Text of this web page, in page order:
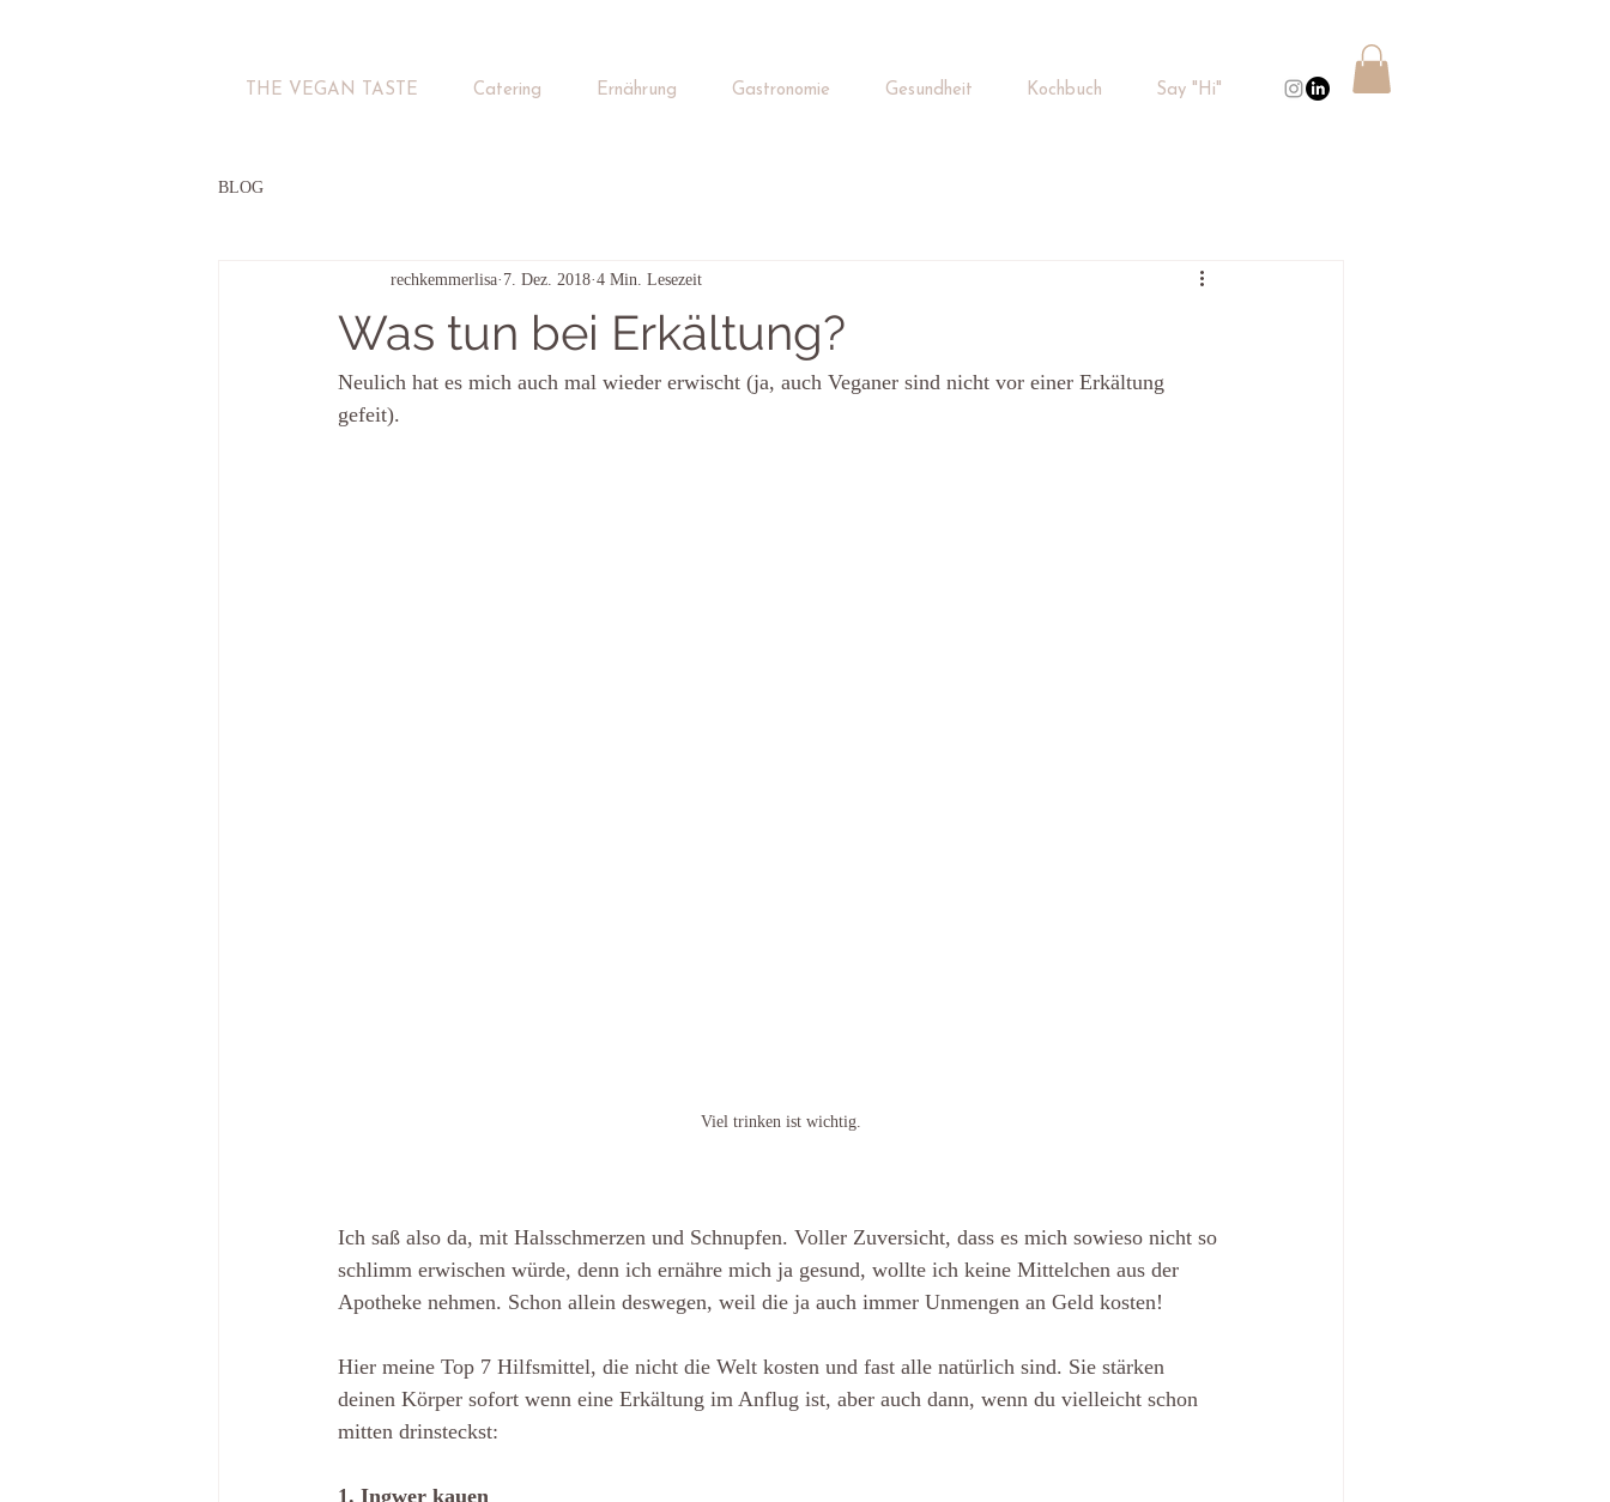
THE VEGAN TASTE Catering Ernährung Gastronomie Gesundheit Kochbuch Say "Hi"
BLOG
Was tun bei Erkältung?
rechkemmerlisa 7. Dez. 2018 4 Min. Lesezeit
Neulich hat es mich auch mal wieder erwischt (ja, auch Veganer sind nicht vor einer Erkältung
gefeit).
Viel trinken ist wichtig.
Ich saß also da, mit Halsschmerzen und Schnupfen. Voller Zuversicht, dass es mich sowieso nicht so
schlimm erwischen würde, denn ich ernähre mich ja gesund, wollte ich keine Mittelchen aus der
Apotheke nehmen. Schon allein deswegen, weil die ja auch immer Unmengen an Geld kosten!
Hier meine Top 7 Hilfsmittel, die nicht die Welt kosten und fast alle natürlich sind. Sie stärken
deinen Körper sofort wenn eine Erkältung im Anflug ist, aber auch dann, wenn du vielleicht schon
mitten drinsteckst:
1. Ingwer kauen